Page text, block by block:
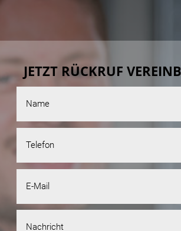
JETZT RÜCKRUF